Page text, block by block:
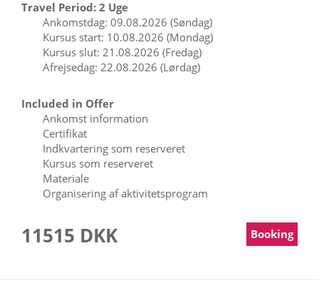
Travel Period: 2 Uge
Ankomstdag: 09.08.2026 (Søndag)
Kursus start: 10.08.2026 (Mondag)
Kursus slut: 21.08.2026 (Fredag)
Afrejsedag: 22.08.2026 (Lørdag)
Included in Offer
Ankomst information
Certifikat
Indkvartering som reserveret
Kursus som reserveret
Materiale
Organisering af aktivitetsprogram
11515 DKK Booking